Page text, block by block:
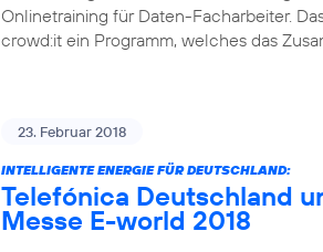
Onlinetraining für Daten-Facharbeiter.
crowd:it ein Programm, welches das
23. Februar 2018
INTELLIGENTE ENERGIE FÜR DEUTSCHLAND:
Telefónica Deutschland
Messe E-world 2018